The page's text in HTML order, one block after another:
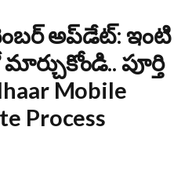
అప్‌డేట్: ఇంటి
పూర్తి
Mobile
Process